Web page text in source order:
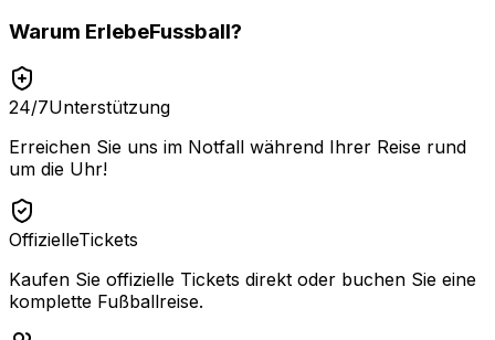
Warum ErlebeFussball?
24/7Unterstützung
Erreichen Sie uns im Notfall während Ihrer Reise rund
um die Uhr!
OffizielleTickets
Kaufen Sie offizielle Tickets direkt oder buchen Sie eine
komplette Fußballreise.